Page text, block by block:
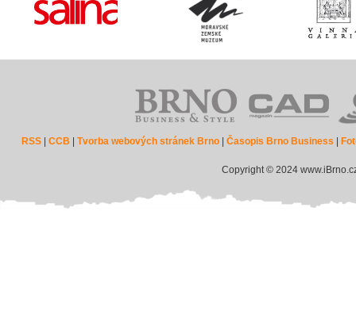
RSS |CCB |Tvorba webových stránek Brno |Časopis Brno Business
Copyright © 2024